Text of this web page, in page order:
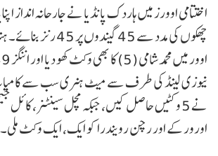
چھکوں کی مدد سے 45
نیوزی لینڈ کی طرف سے میٹ ہنری سب سے
نے 5 وکٹیں حاصل کیں، جبکہ مچل سینٹنر، کائل
اورورکے اور رچن رویندرا کو ایک، ایک وکٹ ملی۔